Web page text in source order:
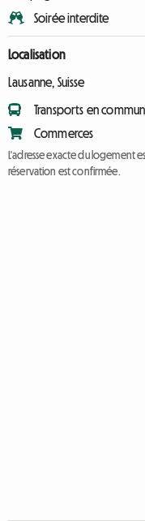
Soirée interdite
Localisation
Lausanne, Suisse
Transports en commun
Commerces
L'adresse exacte du logement
réservation est confirmée.